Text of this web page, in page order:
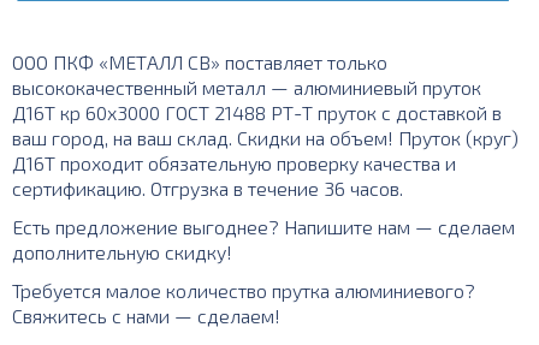
ООО ПКФ «МЕТАЛЛ СВ» поставляет только
высококачественный металл — алюминиевый пруток
Д16Т кр 60х3000 ГОСТ 21488 РТ-Т пруток с доставкой в
ваш город, на ваш склад. Скидки на объем! Пруток (круг)
Д16Т проходит обязательную проверку качества и
сертификацию. Отгрузка в течение 36 часов.
Есть предложение выгоднее? Напишите нам — сделаем
дополнительную скидку!
Требуется малое количество прутка алюминиевого?
Свяжитесь с нами — сделаем!